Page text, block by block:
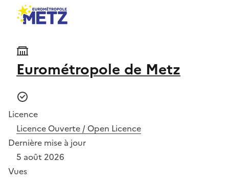
Eurométropole de Metz
Licence
Licence Ouverte / Open Licence
Dernière mise à jour
5 août 2026
Vues